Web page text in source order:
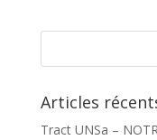
Articles
Tract UNSa –